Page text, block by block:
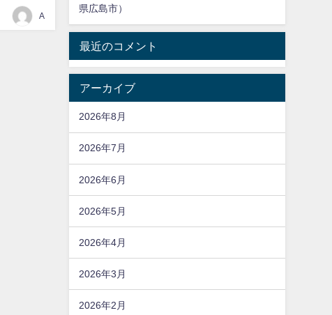
A
県広島市）
最近のコメント
アーカイブ
2026年8月
2026年7月
2026年6月
2026年5月
2026年4月
2026年3月
2026年2月